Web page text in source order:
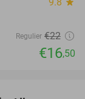
9.8
Regulier €22
€16,50